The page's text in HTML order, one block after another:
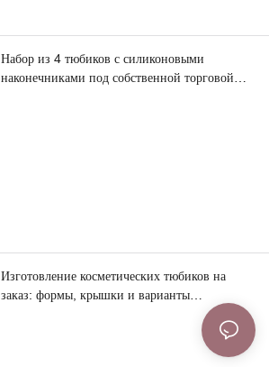
Набор из 4 тюбиков с силиконовыми
наконечниками под собственной торговой
Изготовление косметических тюбиков на
заказ: формы, крышки и варианты